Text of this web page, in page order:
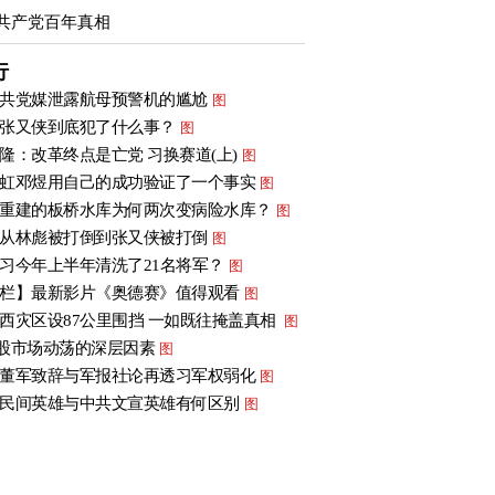
产党百年真相
党媒泄露航母预警机的尴尬 图
又侠到底犯了什么事？ 图
：改革终点是亡党 习换赛道(上) 图
邓煜用自己的成功验证了一个事实 图
建的板桥水库为何两次变病险水库？ 图
林彪被打倒到张又侠被打倒 图
今年上半年清洗了21名将军？ 图
】最新影片《奥德赛》值得观看 图
灾区设87公里围挡 一如既往掩盖真相 图
市场动荡的深层因素 图
军致辞与军报社论再透习军权弱化 图
间英雄与中共文宣英雄有何区别 图